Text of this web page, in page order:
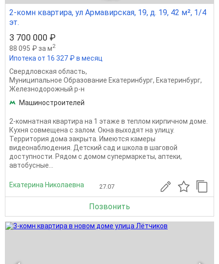
2-комн квартира, ул Армавирская, 19, д. 19, 42 м², 1/4
эт.
3 700 000 ₽
88 095 ₽ за м2
Ипотека от 16 327 ₽ в месяц
Свердловская область,
Муниципальное Образование Екатеринбург, Екатеринбург,
Железнодорожный р-н
Машиностроителей
2-комнатная квартира на 1 этаже в теплом кирпичном доме.
Кухня совмещена с залом. Окна выходят на улицу.
Территория дома закрыта. Имеются камеры
видеонаблюдения. Детский сад и школа в шаговой
доступности. Рядом с домом супермаркеты, аптеки,
автобусные...
Екатерина Николаевна 27.07
Позвонить